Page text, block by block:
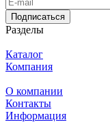
Подписаться
Разделы
Каталог
Компания
О компании
Контакты
Информация